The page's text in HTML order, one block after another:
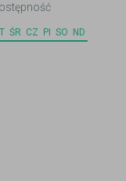
ŚR CZ PI SO ND